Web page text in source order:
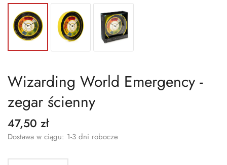
Wizarding World Emergency -
zegar ścienny
47,50 zł
Dostawa w ciągu: 1-3 dni robocze